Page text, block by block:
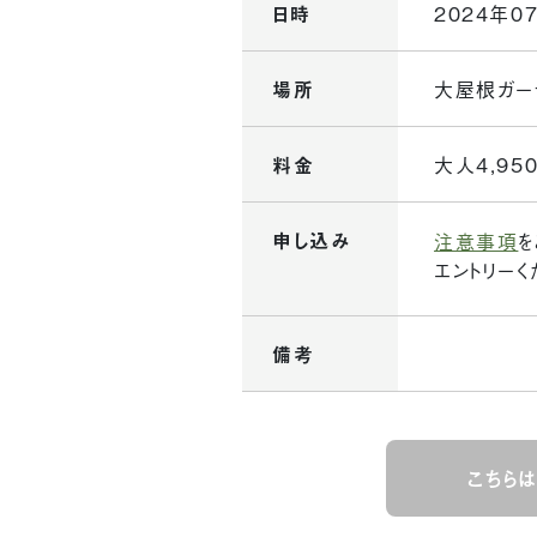
日時 2024年07
場所 大屋根ガ
料金 大人
申し込み 注意事項
エントリー
備考
こちら